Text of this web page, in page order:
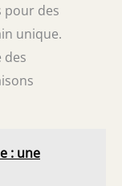
pour des
unique.
des
: une